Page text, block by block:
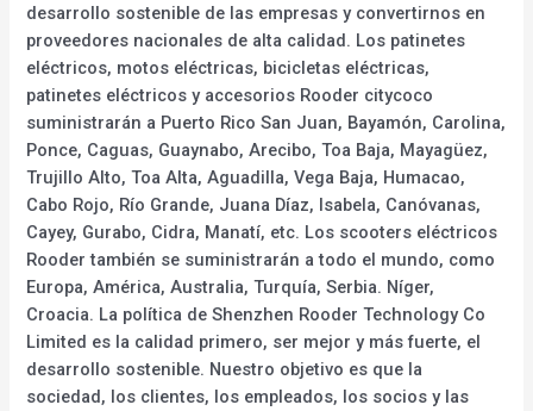
desarrollo sostenible de las empresas y convertirnos en
proveedores nacionales de alta calidad. Los patinetes
eléctricos, motos eléctricas, bicicletas eléctricas,
patinetes eléctricos y accesorios Rooder citycoco
suministrarán a Puerto Rico San Juan, Bayamón, Carolina,
Ponce, Caguas, Guaynabo, Arecibo, Toa Baja, Mayagüez,
Trujillo Alto, Toa Alta, Aguadilla, Vega Baja, Humacao,
Cabo Rojo, Río Grande, Juana Díaz, Isabela, Canóvanas,
Cayey, Gurabo, Cidra, Manatí, etc. Los scooters eléctricos
Rooder también se suministrarán a todo el mundo, como
Europa, América, Australia, Turquía, Serbia. Níger,
Croacia. La política de Shenzhen Rooder Technology Co
Limited es la calidad primero, ser mejor y más fuerte, el
desarrollo sostenible. Nuestro objetivo es que la
sociedad, los clientes, los empleados, los socios y las